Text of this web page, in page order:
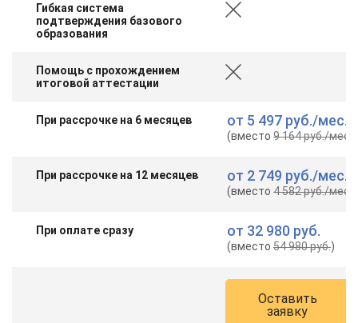
Гибкая система
подтверждения базового
образования
Помощь с прохождением
итоговой аттестации
При рассрочке на 6 месяцев от 5 497 руб./мес.
(вместо9 164 руб./мес.
При рассрочке на 12 месяцев от 2 749 руб./мес.
(вместо4 582 руб./мес.
При оплате сразу от 32 980 руб.
(вместо54 980 руб.)
Оставить
заявку